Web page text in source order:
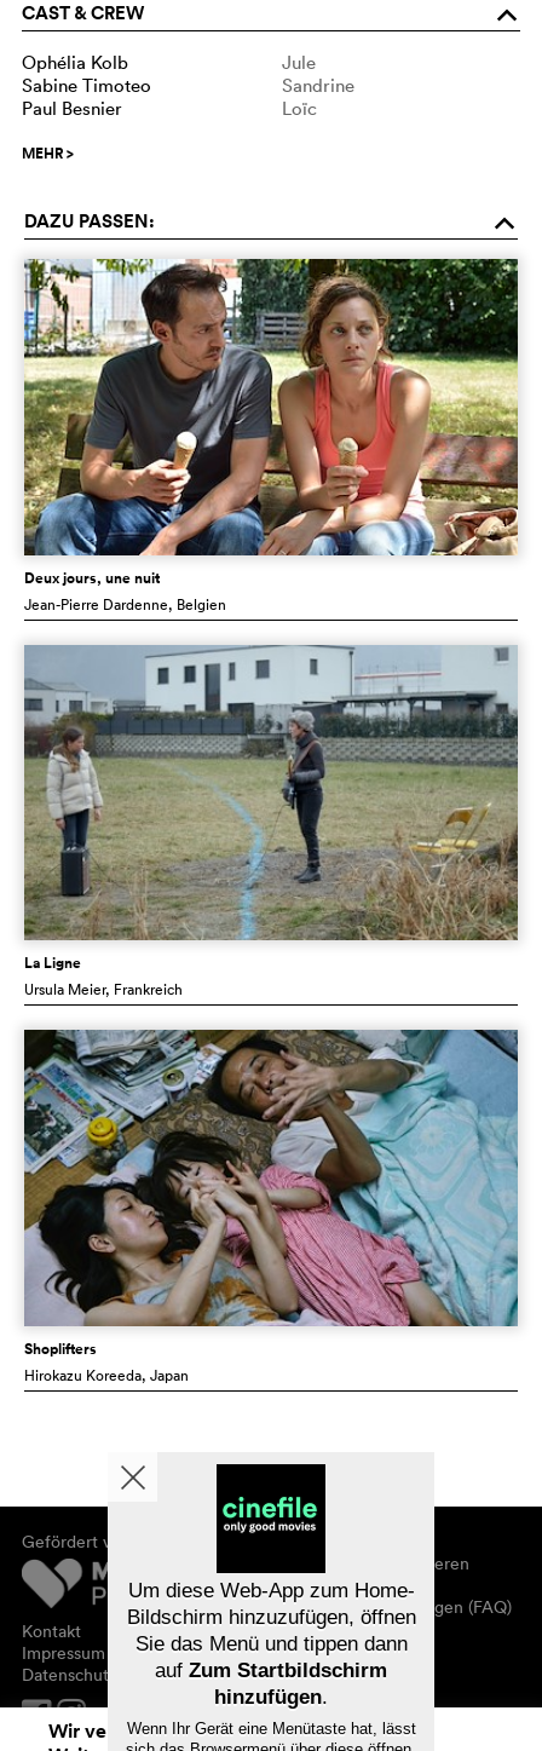
CAST & CREW o
Ophélia Kolb
Jule
Sabine Timoteo
Sandrine
Paul Besnier
Loïc
MEHR>
DAZU PASSEN: o
Deux jours, une nuit
Jean-Pierre Dardenne, Belgien
La Ligne
Ursula Meier, Frankreich
Shoplifters
Hirokazu Koreeda, Japan
Gefördert von
Kontakt
Impressum
Datenschutz
Registrieren/abonnieren
Newsletter
Häufig gestellte Fragen (FAQ)
Gutscheine
Wir verwenden Cookies. Mit dem
Um diese Web-App zum Home-
Bildschirm hinzuzufügen, öffnen
Sie das Menü und tippen dann
auf Zum Startbildschirm
hinzufügen.
Wenn Ihr Gerät eine Menütaste hat, lässt